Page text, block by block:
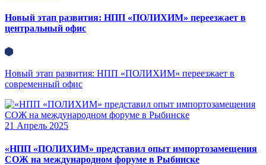
Новый этап развития: НПП «ПОЛИХИМ» переезжает в
центральный офис
Новый этап развития: НПП «ПОЛИХИМ» переезжает в
современный офис
21 Апрель 2025
«НПП «ПОЛИХИМ» представил опыт импортозамещения
СОЖ на международном форуме в Рыбинске